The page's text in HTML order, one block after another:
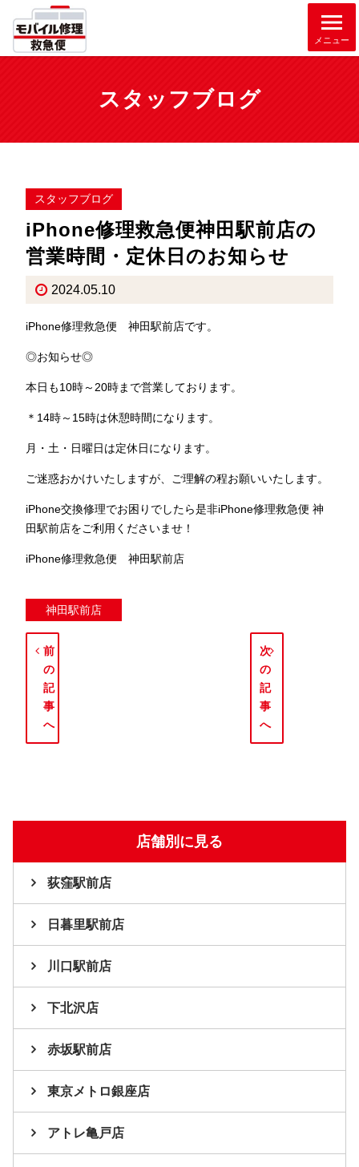
メニュー
スタッフブログ
スタッフブログ
iPhone修理救急便神田駅前店の
営業時間・定休日のお知らせ
2024.05.10
iPhone修理救急便 神田駅前店です。
◎お知らせ◎
本日も10時～20時まで営業しております。
＊14時～15時は休憩時間になります。
月・土・日曜日は定休日になります。
ご迷惑おかけいたしますが、ご理解の程お願いいたします。
iPhone交換修理でお困りでしたら是非iPhone修理救急便 神
田駅前店をご利用くださいませ！
iPhone修理救急便 神田駅前店
神田駅前店
前
の
記
事
へ
次
の
記
事
へ
店舗別に見る
荻窪駅前店
日暮里駅前店
川口駅前店
下北沢店
赤坂駅前店
東京メトロ銀座店
アトレ亀戸店